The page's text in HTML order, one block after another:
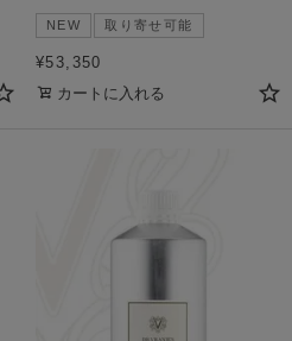
NEW 取り寄せ可能
¥53,350
カートに入れる